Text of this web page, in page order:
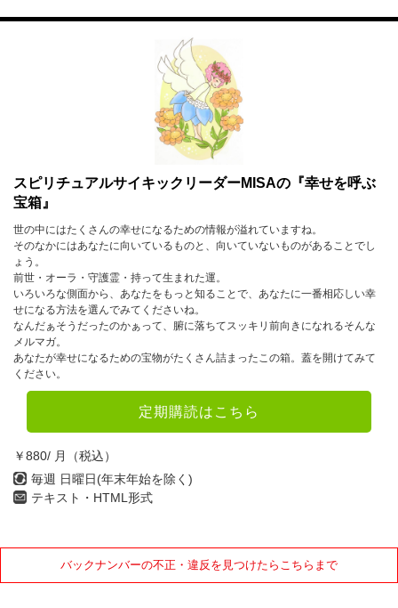
スピリチュアルサイキックリーダーMISAの『幸せを呼ぶ
宝箱』
世の中にはたくさんの幸せになるための情報が溢れていますね。
そのなかにはあなたに向いているものと、向いていないものがあることでし
ょう。
前世・オーラ・守護霊・持って生まれた運。
いろいろな側面から、あなたをもっと知ることで、あなたに一番相応しい幸
せになる方法を選んでみてくださいね。
なんだぁそうだったのかぁって、腑に落ちてスッキリ前向きになれるそんな
メルマガ。
あなたが幸せになるための宝物がたくさん詰まったこの箱。蓋を開けてみて
ください。
定期購読はこちら
￥880/ 月（税込）
毎週 日曜日(年末年始を除く)
テキスト・HTML形式
バックナンバーの不正・違反を見つけたらこちらまで